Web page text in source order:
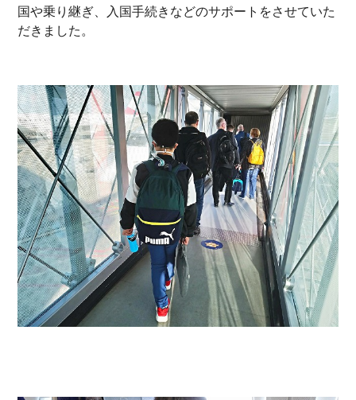
国や乗り継ぎ、入国手続きなどのサポートをさせていた
だきました。